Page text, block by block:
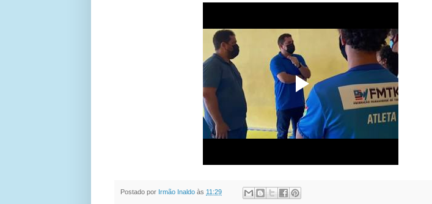
Postado por Irmão Inaldo às 11:29